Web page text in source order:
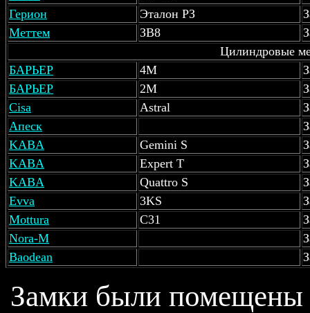
Герион
Эталон РЗ
Меттем
ЗВ8
Цилиндровые
БАРЬЕР
4М
БАРЬЕР
2М
Cisa
Astral
Апеск
KABA
Gemini S
KABA
Expert T
KABA
Quattro S
Evva
3KS
Mottura
C31
Nora-M
Baodean
Замки были помещены